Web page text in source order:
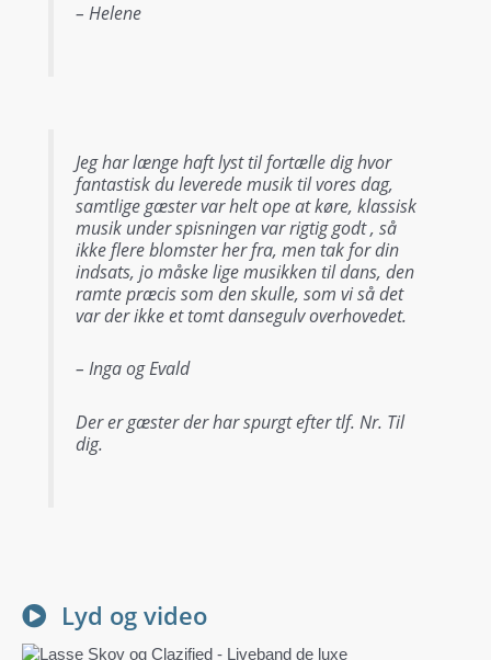
– Helene
Jeg har længe haft lyst til fortælle dig hvor
fantastisk du leverede musik til vores dag,
samtlige gæster var helt ope at køre, klassisk
musik under spisningen var rigtig godt , så
ikke flere blomster her fra, men tak for din
indsats, jo måske lige musikken til dans, den
ramte præcis som den skulle, som vi så det
var der ikke et tomt dansegulv overhovedet.
– Inga og Evald
Der er gæster der har spurgt efter tlf. Nr. Til
dig.
Lyd og video